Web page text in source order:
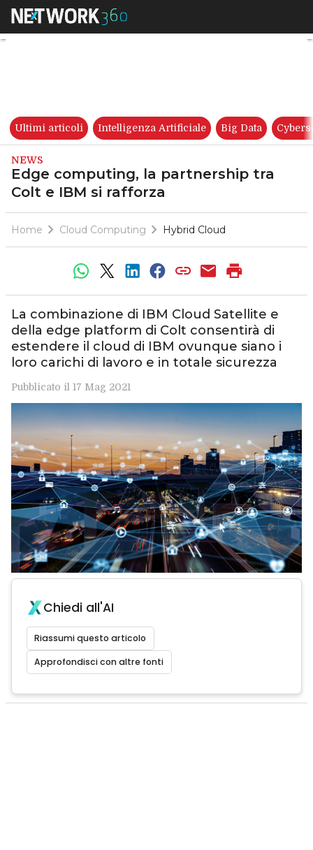
Edge computing, la
Ultimi articoli Intelligenza Artificiale Big Data
NEWS
Edge computing, la partnership tra
Colt e IBM si rafforza
Home Cloud Computing Hybrid Cloud
La combinazione di IBM Cloud Satellite e
della edge platform di Colt consentirà di
estendere il cloud di IBM ovunque siano i
loro carichi di lavoro e in totale sicurezza
Pubblicato il 17 Mag 2021
Chiedi all'AI
Riassumi questo articolo
Approfondisci con altre fonti